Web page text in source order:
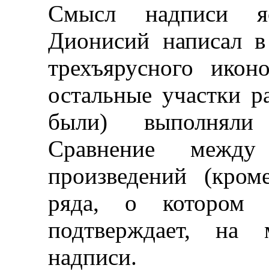
Смысл надписи
Дионисий написал
трехъярусного
остальные участки
были) выполняли
Сравнение
произведений
ряда, о котором
подтверждает, на
надписи.